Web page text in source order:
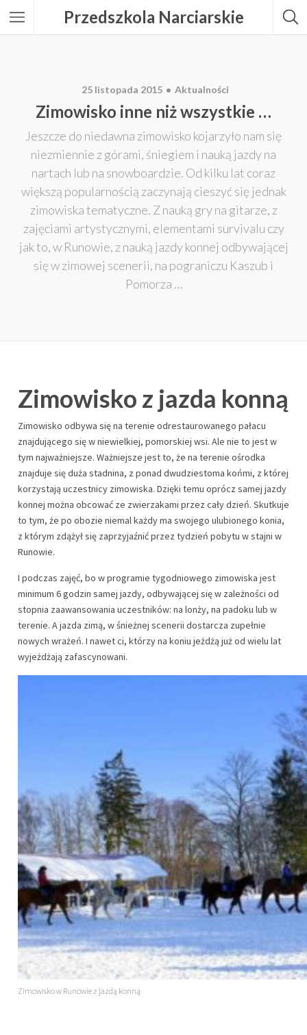
Przedszkola Narciarskie
25 listopada 2015 Aktualności
Zimowisko inne niż wszystkie …
Jeszcze do niedawna zimowisko kojarzyło nam się
niezmiennie z górami, śniegiem i nauką jazdy na
nartach lub na snowboardzie. Od kilku lat coraz
większą popularnością zaczynają cieszyć się jednak
zimowiska tematyczne. Z nauką gry na gitarze, z
zajęciami artystycznymi, elementami survivalu czy
jak to, w Runowie, z nauką jazdy konnej odbywającej
się w zimowej scenerii, na pograniczu Kaszub i
Pomorza …
Zimowisko z jazda konną
Zimowisko odbywa się na terenie odrestaurowanego pałacu
znajdującego się w niewielkiej, pomorskiej wsi. Ale nie to jest w
tym najważniejsze. Ważniejsze jest to, że na terenie ośrodka
znajduje się duża stadnina, z ponad dwudziestoma końmi, z której
korzystają uczestnicy zimowiska. Dzięki temu oprócz samej jazdy
konnej można obcować ze zwierzakami przez cały dzień. Skutkuje
to tym, że po obozie niemal każdy ma swojego ulubionego konia,
z którym zdążył się zaprzyjaźnić przez tydzień pobytu w stajni w
Runowie.
I podczas zajęć, bo w programie tygodniowego zimowiska jest
minimum 6 godzin samej jazdy, odbywającej się w zależności od
stopnia zaawansowania uczestników: na lonży, na padoku lub w
terenie. A jazda zimą, w śnieżnej scenerii dostarcza zupełnie
nowych wrażeń. I nawet ci, którzy na koniu jeżdżą już od wielu lat
wyjeżdżają zafascynowani.
Zimowisko w Runowie z jazdą konną